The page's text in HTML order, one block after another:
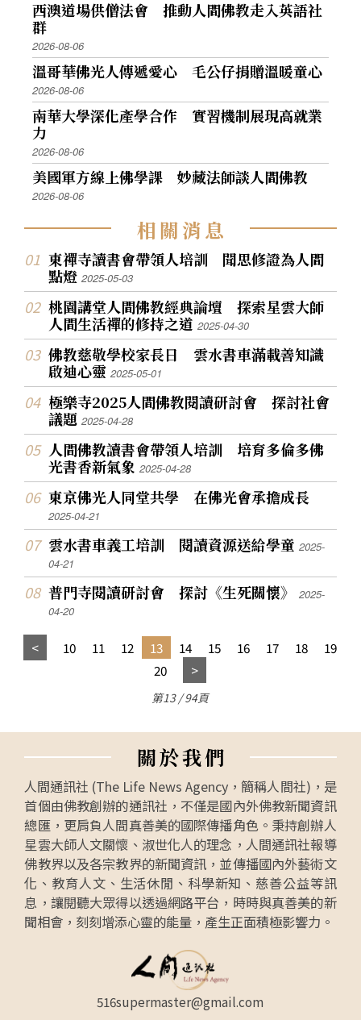
西澳道場供僧法會 推動人間佛教走入英語社
群
2026-08-06
溫哥華佛光人傳遞愛心 毛公仔捐贈溫暖童心
2026-08-06
南華大學深化產學合作 實習機制展現高就業
力
2026-08-06
美國軍方線上佛學課 妙藏法師談人間佛教
2026-08-06
相關消息
東禪寺讀書會帶領人培訓 聞思修證為人間
點燈2025-05-03
桃園講堂人間佛教經典論壇 探索星雲大師
人間生活禪的修持之道2025-04-30
佛教慈敬學校家長日 雲水書車滿載善知識
啟迪心靈2025-05-01
極樂寺2025人間佛教閱讀研討會 探討社會
議題2025-04-28
人間佛教讀書會帶領人培訓 培育多倫多佛
光書香新氣象2025-04-28
東京佛光人同堂共學 在佛光會承擔成長
2025-04-21
雲水書車義工培訓 閱讀資源送給學童2025-
04-21
普門寺閱讀研討會 探討《生死關懷》2025-
04-20
10 11 12 13 14 15 16 17 18
19
20
第13 / 94頁
關於我們
人間通訊社 (The Life News Agency，簡稱人間社)，是
首個由佛教創辦的通訊社，不僅是國內外佛教新聞資訊
總匯，更肩負人間真善美的國際傳播角色。秉持創辦人
星雲大師人文關懷、淑世化人的理念，人間通訊社報導
佛教界以及各宗教界的新聞資訊，並傳播國內外藝術文
化、教育人文、生活休閒、科學新知、慈善公益等訊
息，讓閱聽大眾得以透過網路平台，時時與真善美的新
聞相會，刻刻增添心靈的能量，產生正面積極影響力。
516supermaster@gmail.com